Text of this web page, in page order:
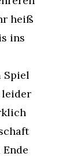
heiß
ins
Spiel
leider